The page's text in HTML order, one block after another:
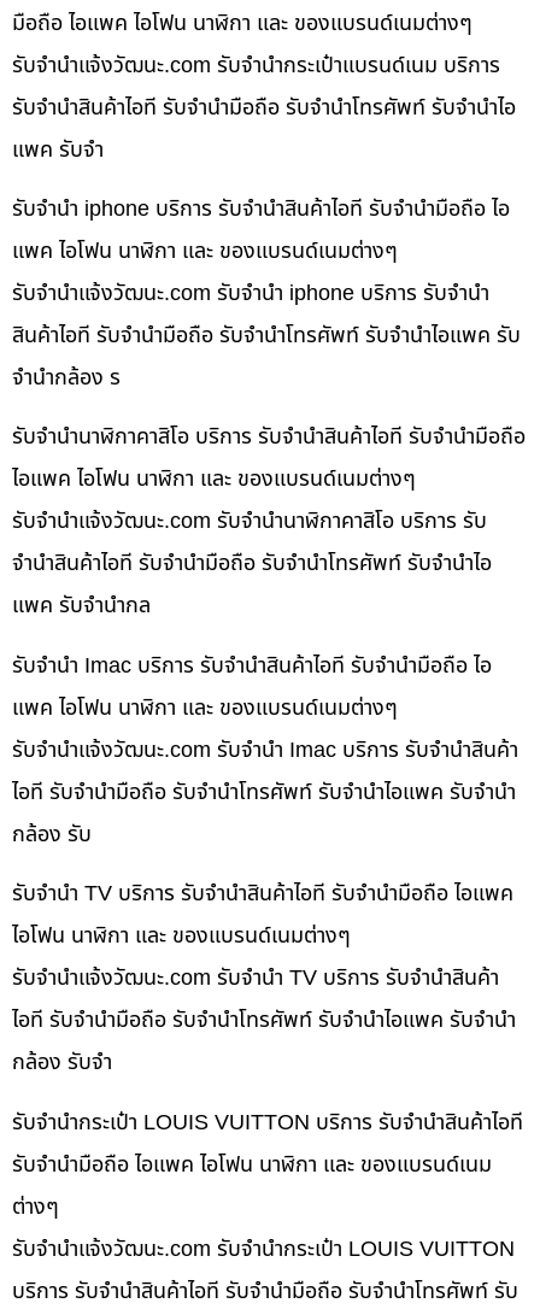
มือถือ ไอแพค ไอโฟน นาฬิกา และ ของแบรนด์เนมต่างๆ
รับจํานําแจ้งวัฒนะ.com รับจำนำกระเป๋าแบรนด์เนม บริการ
รับจำนำสินค้าไอที รับจำนำมือถือ รับจำนำโทรศัพท์ รับจำนำไอ
แพค รับจำ
รับจำนำ iphone บริการ รับจำนำสินค้าไอที รับจำนำมือถือ ไอ
แพค ไอโฟน นาฬิกา และ ของแบรนด์เนมต่างๆ
รับจํานําแจ้งวัฒนะ.com รับจำนำ iphone บริการ รับจำนำ
สินค้าไอที รับจำนำมือถือ รับจำนำโทรศัพท์ รับจำนำไอแพค รับ
จำนำกล้อง ร
รับจำนำนาฬิกาคาสิโอ บริการ รับจำนำสินค้าไอที รับจำนำมือถือ
ไอแพค ไอโฟน นาฬิกา และ ของแบรนด์เนมต่างๆ
รับจํานําแจ้งวัฒนะ.com รับจำนำนาฬิกาคาสิโอ บริการ รับ
จำนำสินค้าไอที รับจำนำมือถือ รับจำนำโทรศัพท์ รับจำนำไอ
แพค รับจำนำกล
รับจำนำ Imac บริการ รับจำนำสินค้าไอที รับจำนำมือถือ ไอ
แพค ไอโฟน นาฬิกา และ ของแบรนด์เนมต่างๆ
รับจํานําแจ้งวัฒนะ.com รับจำนำ Imac บริการ รับจำนำสินค้า
ไอที รับจำนำมือถือ รับจำนำโทรศัพท์ รับจำนำไอแพค รับจำนำ
กล้อง รับ
รับจำนำ TV บริการ รับจำนำสินค้าไอที รับจำนำมือถือ ไอแพค
ไอโฟน นาฬิกา และ ของแบรนด์เนมต่างๆ
รับจํานําแจ้งวัฒนะ.com รับจำนำ TV บริการ รับจำนำสินค้า
ไอที รับจำนำมือถือ รับจำนำโทรศัพท์ รับจำนำไอแพค รับจำนำ
กล้อง รับจำ
รับจำนำกระเป๋า LOUIS VUITTON บริการ รับจำนำสินค้าไอที
รับจำนำมือถือ ไอแพค ไอโฟน นาฬิกา และ ของแบรนด์เนม
ต่างๆ
รับจํานําแจ้งวัฒนะ.com รับจำนำกระเป๋า LOUIS VUITTON
บริการ รับจำนำสินค้าไอที รับจำนำมือถือ รับจำนำโทรศัพท์ รับ